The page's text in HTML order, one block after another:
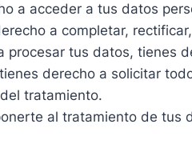
a acceder a tus datos
a completar,
procesar tus datos, tienes
derecho a solicitar
tratamiento.
al tratamiento de